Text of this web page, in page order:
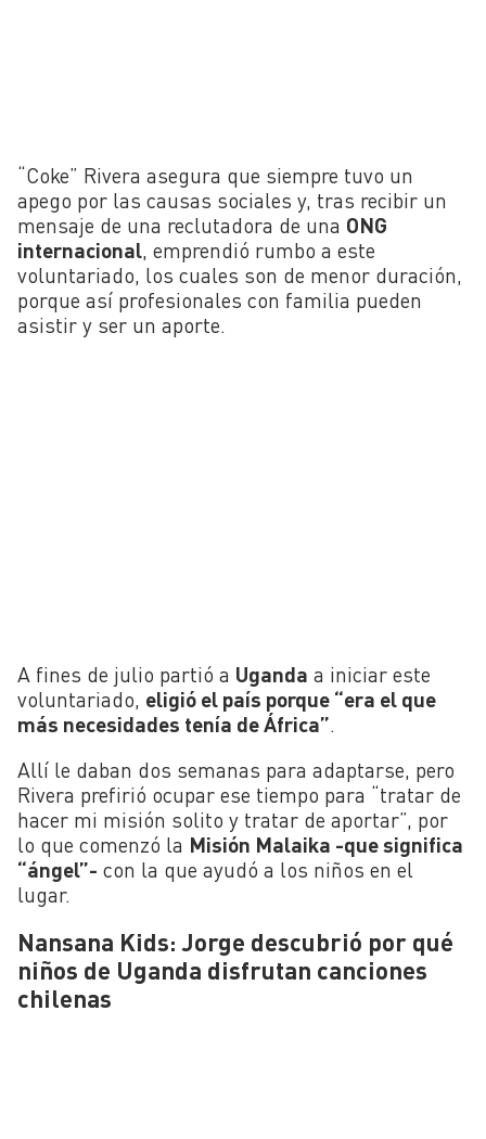
“Coke” Rivera asegura que siempre tuvo un
apego por las causas sociales y, tras recibir un
mensaje de una reclutadora de una ONG
internacional, emprendió rumbo a este
voluntariado, los cuales son de menor duración,
porque así profesionales con familia pueden
asistir y ser un aporte.
A fines de julio partió a Uganda a iniciar este
voluntariado, eligió el país porque “era el que
más necesidades tenía de África”.
Allí le daban dos semanas para adaptarse, pero
Rivera prefirió ocupar ese tiempo para “tratar de
hacer mi misión solito y tratar de aportar”, por
lo que comenzó la Misión Malaika -que significa
“ángel”- con la que ayudó a los niños en el
lugar.
Nansana Kids: Jorge descubrió por qué
niños de Uganda disfrutan canciones
chilenas